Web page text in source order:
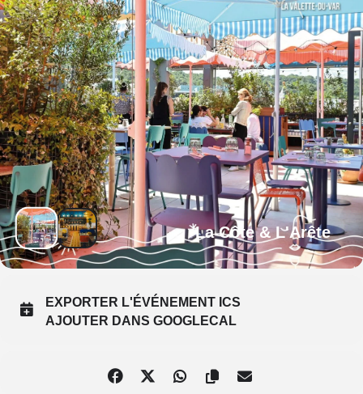
La Côte & L'Arête
EXPORTER L'ÉVÉNEMENT ICS
AJOUTER DANS GOOGLECAL